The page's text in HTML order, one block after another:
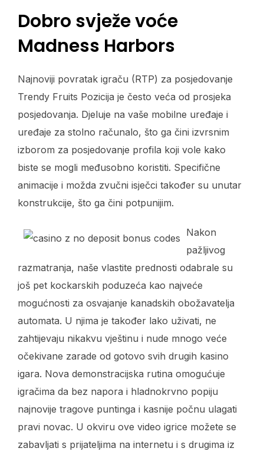
Dobro svježe voće
Madness Harbors
Najnoviji povratak igraču (RTP) za posjedovanje
Trendy Fruits Pozicija je često veća od prosjeka
posjedovanja. Djeluje na vaše mobilne uređaje i
uređaje za stolno računalo, što ga čini izvrsnim
izborom za posjedovanje profila koji vole kako
biste se mogli međusobno koristiti. Specifične
animacije i možda zvučni isječci također su unutar
konstrukcije, što ga čini potpunijim.
Nakon
pažljivog
razmatranja, naše vlastite prednosti odabrale su
još pet kockarskih poduzeća kao najveće
mogućnosti za osvajanje kanadskih obožavatelja
automata. U njima je također lako uživati, ne
zahtijevaju nikakvu vještinu i nude mnogo veće
očekivane zarade od gotovo svih drugih kasino
igara. Nova demonstracijska rutina omogućuje
igračima da bez napora i hladnokrvno popiju
najnovije tragove puntinga i kasnije počnu ulagati
pravi novac. U okviru ove video igrice možete se
zabavljati s prijateljima na internetu i s drugima iz